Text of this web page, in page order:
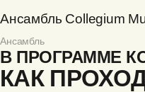
Ансамбль Collegium
Ансамбль
В ПРОГРАММЕ
КАК